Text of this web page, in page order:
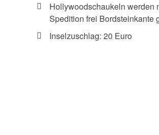
Hollywoodschaukeln werden
Spedition frei Bordsteinkante
Inselzuschlag: 20 Euro